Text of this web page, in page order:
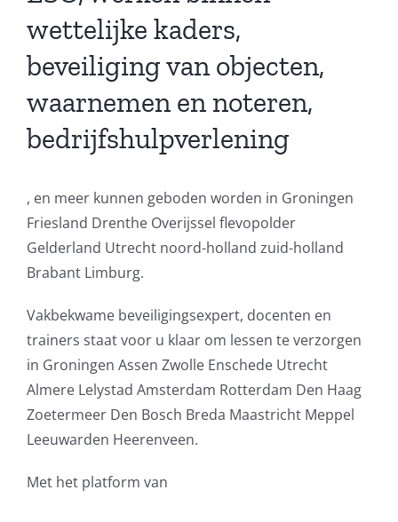
wettelijke kaders,
beveiliging van objecten,
waarnemen en noteren,
bedrijfshulpverlening
, en meer kunnen geboden worden in Groningen
Friesland Drenthe Overijssel flevopolder
Gelderland Utrecht noord-holland zuid-holland
Brabant Limburg.
Vakbekwame beveiligingsexpert, docenten en
trainers staat voor u klaar om lessen te verzorgen
in Groningen Assen Zwolle Enschede Utrecht
Almere Lelystad Amsterdam Rotterdam Den Haag
Zoetermeer Den Bosch Breda Maastricht Meppel
Leeuwarden Heerenveen.
Met het platform van